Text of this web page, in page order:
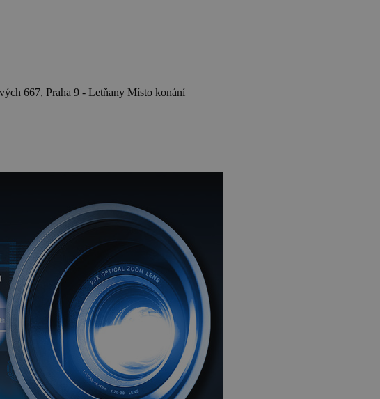
667, Praha 9 - Letňany Místo konání